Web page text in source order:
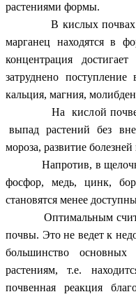
растениями формы.
В кислых почвах
марганец находятся в
концентрация
затруднено
кальция, магния,
На кислой почве
выпад растений без
мороза, развитие
Напротив, в щелочных
фосфор, медь, цинк,
становятся менее
Оптимальным
почвы. Это не ведет к
большинство основных
растениям, т.е.
почвенная реакция